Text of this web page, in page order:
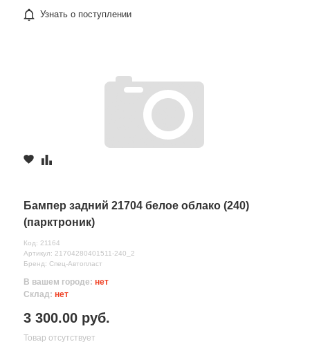
Узнать о поступлении
Бампер задний 21704 белое облако (240)
(парктроник)
Код: 21164
Артикул: 21704280401511-240_2
Бренд: Спец-Автопласт
В вашем городе: нет
Склад: нет
3 300.00 руб.
Товар отсутствует